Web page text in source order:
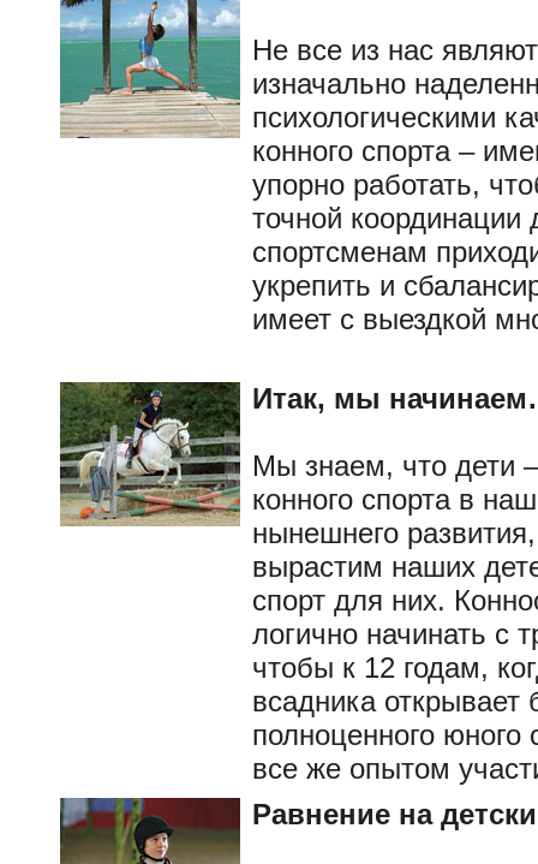
Не все из нас
изначально
психологическими
конного спорта –
упорно работать,
точной
спортсменам
укрепить и
имеет с выездкой
Итак, мы
Мы знаем, что дети
конного спорта в
нынешнего
вырастим наших
спорт для них.
логично начинать с
чтобы к 12 годам,
всадника
полноценного
все же опытом
Равнение на